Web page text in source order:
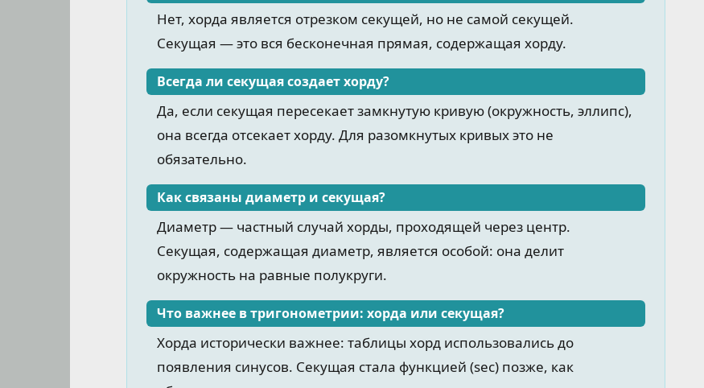
Нет, хорда является отрезком секущей, но не самой секущей.
Секущая — это вся бесконечная прямая, содержащая хорду.
Всегда ли секущая создает хорду?
Да, если секущая пересекает замкнутую кривую (окружность, эллипс),
она всегда отсекает хорду. Для разомкнутых кривых это не
обязательно.
Как связаны диаметр и секущая?
Диаметр — частный случай хорды, проходящей через центр.
Секущая, содержащая диаметр, является особой: она делит
окружность на равные полукруги.
Что важнее в тригонометрии: хорда или секущая?
Хорда исторически важнее: таблицы хорд использовались до
появления синусов. Секущая стала функцией (sec) позже, как